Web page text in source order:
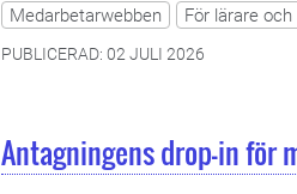
Medarbetarwebben För lärare
PUBLICERAD: 02 JULI 2026
Antagningens drop-in för